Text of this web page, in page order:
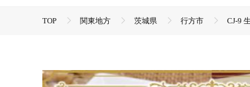
TOP 関東地方 茨城県 行方市 CJ-9